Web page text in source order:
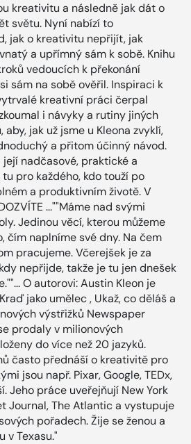
kreativitu a následně jak dát o
světu. Nyní nabízí to
jak o kreativitu nepřijít, jak
a upřímný sám k sobě. Knihu
vedoucích k překonání
sám na sobě ověřil. Inspiraci k
kreativní práci čerpal
i návyky a rutiny jiných
jak už jsme u Kleona zvyklí,
a přitom účinný návod.
nadčasové, praktické a
pro každého, kdo touží po
a produktivním životě. V
...""Máme nad svými
Jedinou věcí, kterou můžeme
čím naplníme své dny. Na čem
pracujeme. Včerejšek je za
nepřijde, takže je tu jen dnešek
O autorovi: Austin Kleon je
jako umělec , Ukaž, co děláš a
výstřižků Newspaper
prodaly v milionových
do více než 20 jazyků.
často přednáší o kreativitě pro
jsou např. Pixar, Google, TEDx,
Jeho práce uveřejňují New York
Journal, The Atlantic a vystupuje
pořadech. Žije se ženou a
v Texasu."